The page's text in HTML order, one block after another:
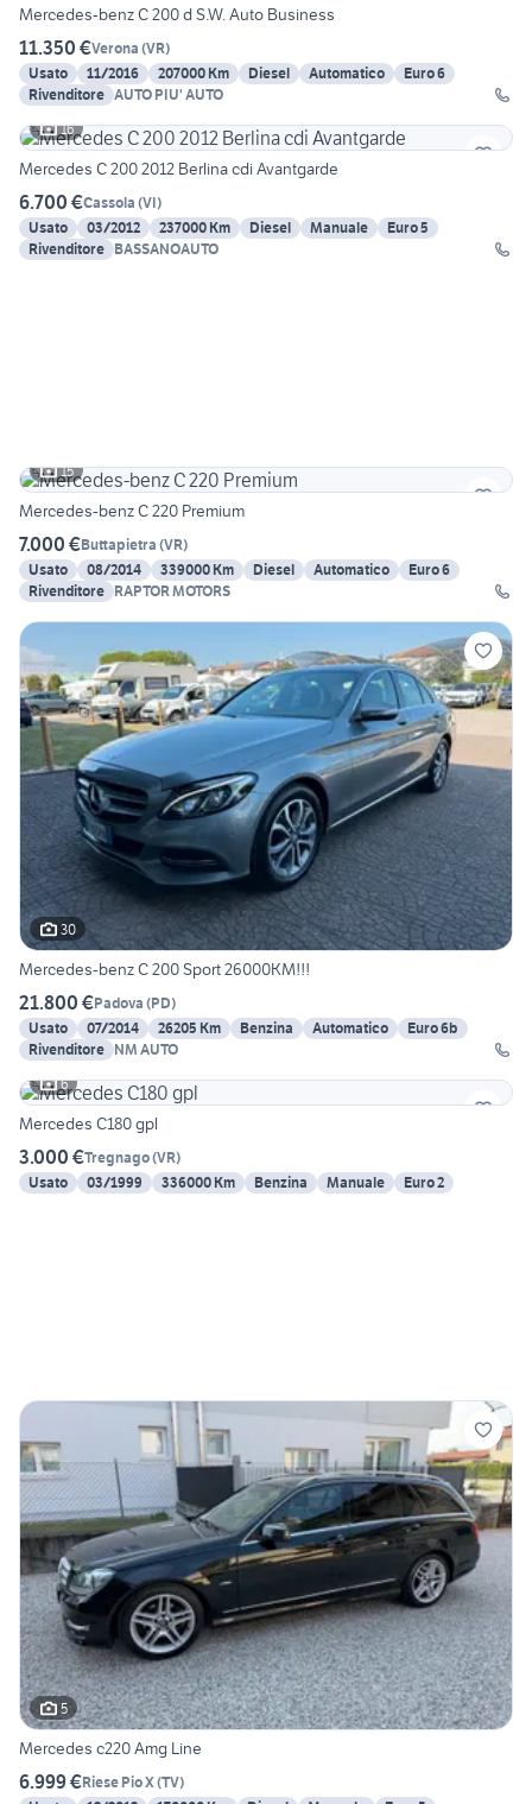
Mercedes-benz C 200 d S.W. Auto Business
11.350 €Verona (VR)
Usato
11/2016 207000 Km Diesel Automatico
Euro 6
Rivenditore AUTO PIU' AUTO
16
Mercedes C 200 2012 Berlina cdi Avantgarde
6.700 €Cassola (VI)
Usato
03/2012 237000 Km Diesel Manuale
Euro 5
Rivenditore BASSANOAUTO
15
Mercedes-benz C 220 Premium
7.000 €Buttapietra (VR)
Usato
08/2014 339000 Km Diesel Automatico
Euro 6
Rivenditore RAPTOR MOTORS
30
Mercedes-benz C 200 Sport 26000KM!!!
21.800 €Padova (PD)
Usato
07/2014 26205 Km Benzina Automatico
Euro 6b
Rivenditore NM AUTO
6
Mercedes C180 gpl
3.000 €Tregnago(VR)
Usato
03/1999 336000 Km Benzina Manuale Euro 2
5
Mercedes c220 Amg Line
6.999 €Riese Pio X(TV)